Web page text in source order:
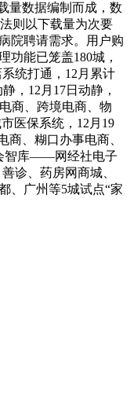
量数据编制而成，数
则以下载量为次要
院聘请需求。用户购
功能已笼盖180城，
统打通，12月累计
，12月17日动静，
商、跨境电商、物
医保系统，12月19
商、糊口办事电商、
智库——网经社电子
诊、药房网商城、
、广州等5城试点“家